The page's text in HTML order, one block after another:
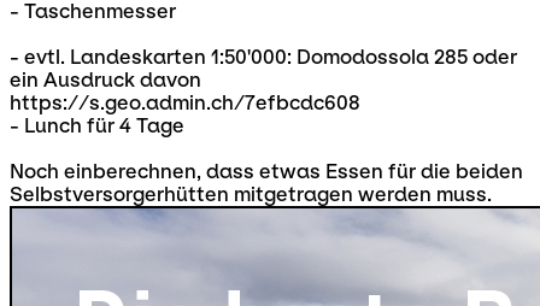
- Taschenmesser
- evtl. Landeskarten 1:50'000: Domodossola 285 oder
ein Ausdruck davon
https://s.geo.admin.ch/7efbcdc608
- Lunch für 4 Tage
Noch einberechnen, dass etwas Essen für die beiden
Selbstversorgerhütten mitgetragen werden muss.